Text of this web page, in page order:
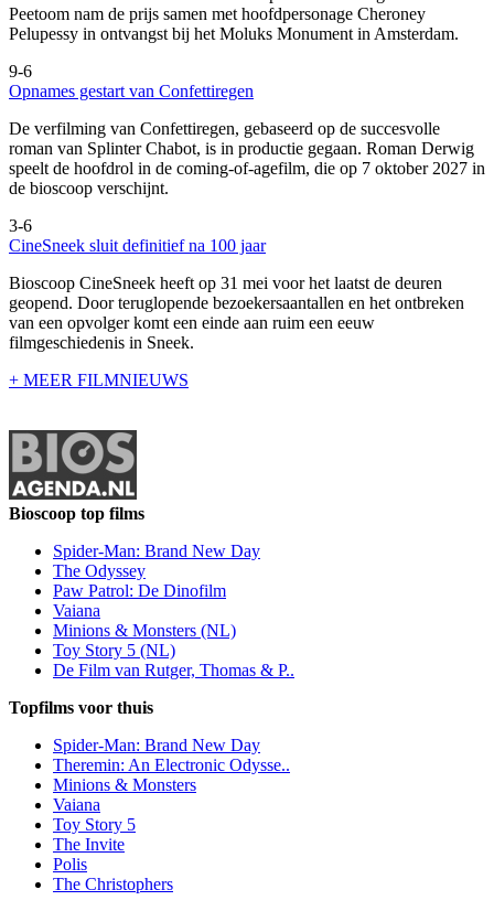
Peetoom nam de prijs samen met hoofdpersonage Cheroney
Pelupessy in ontvangst bij het Moluks Monument in Amsterdam.
9-6
Opnames gestart van Confettiregen
De verfilming van Confettiregen, gebaseerd op de succesvolle
roman van Splinter Chabot, is in productie gegaan. Roman Derwig
speelt de hoofdrol in de coming-of-agefilm, die op 7 oktober 2027 in
de bioscoop verschijnt.
3-6
CineSneek sluit definitief na 100 jaar
Bioscoop CineSneek heeft op 31 mei voor het laatst de deuren
geopend. Door teruglopende bezoekersaantallen en het ontbreken
van een opvolger komt een einde aan ruim een eeuw
filmgeschiedenis in Sneek.
+ MEER FILMNIEUWS
Bioscoop top films
Spider-Man: Brand New Day
The Odyssey
Paw Patrol: De Dinofilm
Vaiana
Minions & Monsters (NL)
Toy Story 5 (NL)
De Film van Rutger, Thomas & P..
Topfilms voor thuis
Spider-Man: Brand New Day
Theremin: An Electronic Odysse..
Minions & Monsters
Vaiana
Toy Story 5
The Invite
Polis
The Christophers